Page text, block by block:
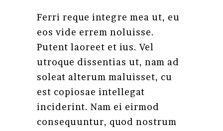
Ferri reque integre mea ut, eu
eos vide errem noluisse.
Putent laoreet et ius. Vel
utroque dissentias ut, nam ad
soleat alterum maluisset, cu
est copiosae intellegat
inciderint. Nam ei eirmod
consequuntur, quod nostrum